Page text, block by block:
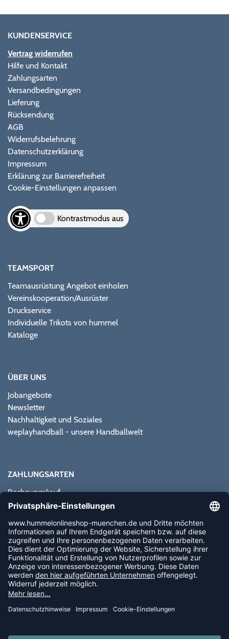
KUNDENSERVICE
Vertrag widerrufen
Hilfe und Kontakt
Zahlungsarten
Versandbedingungen
Lieferung
Rücksendung
AGB
Widerrufsbelehrung
Datenschutzerklärung
Impressum
Erklärung zur Barrierefreiheit
Cookie-Einstellungen anpassen
Kontrastmodus aus
TEAMSPORT
Teamausrüstung Angebot einholen
Vereinskooperation/Ausrüster
Druckservice
Individuelle Trikots von hummel
Kataloge
ÜBER UNS
Jobangebote
Newsletter
Nachhaltigkeit und Soziales
weplayhandball - unsere Handballwelt
ZAHLUNGSARTEN
Rechnungskauf
Paypal
Vorkasse
Sofortüberweisung
NEWSLETTER